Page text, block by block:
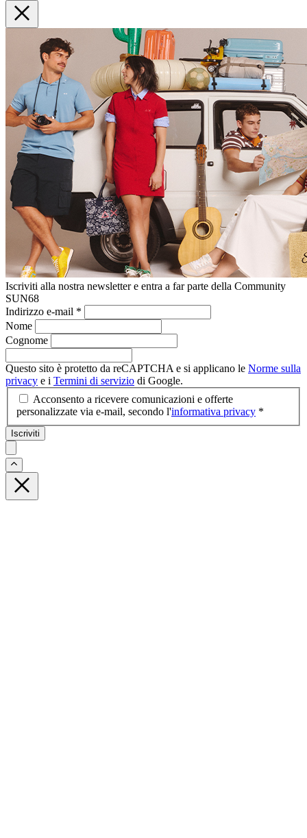
Iscriviti alla nostra newsletter e entra a far parte della Community
SUN68
Indirizzo e-mail *
Nome
Cognome
Questo sito è protetto da reCAPTCHA e si applicano le Norme sulla
privacy e i Termini di servizio di Google.
Acconsento a ricevere comunicazioni e offerte
personalizzate via e-mail, secondo l'informativa privacy *
Iscriviti